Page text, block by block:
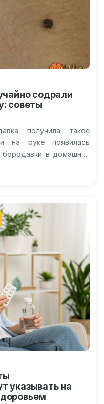
содрали
советы
получила такое
на руке появилась
в домашних
указывать на